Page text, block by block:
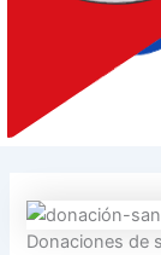
Donaciones de